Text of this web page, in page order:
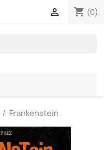
shopping_cart (0)

Frankenstein